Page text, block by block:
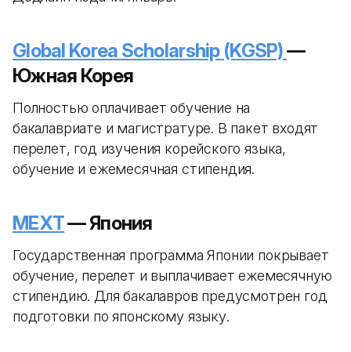
Global Korea Scholarship (KGSP)—
Южная Корея
Полностью оплачивает обучение на
бакалавриате и магистратуре. В пакет входят
перелет, год изучения корейского языка,
обучение и ежемесячная стипендия.
MEXT— Япония
Государственная программа Японии покрывает
обучение, перелет и выплачивает ежемесячную
стипендию. Для бакалавров предусмотрен год
подготовки по японскому языку.